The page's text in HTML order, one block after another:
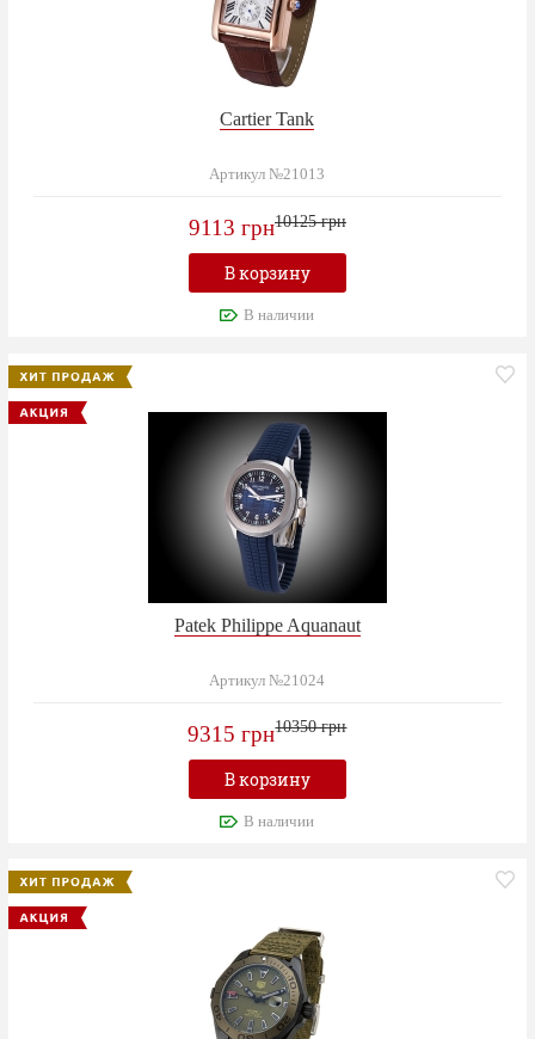
Cartier Tank
Артикул №21013
9113 грн10125 грн
В корзину
В наличии
Patek Philippe Aquanaut
Артикул №21024
9315 грн10350 грн
В корзину
В наличии